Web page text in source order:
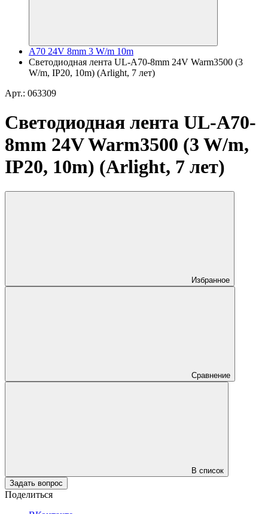
A70 24V 8mm 3 W/m 10m
Светодиодная лента UL-A70-8mm 24V Warm3500 (3
W/m, IP20, 10m) (Arlight, 7 лет)
Арт.: 063309
Светодиодная лента UL-A70-
8mm 24V Warm3500 (3 W/m,
IP20, 10m) (Arlight, 7 лет)
Избранное
Сравнение
В список
Задать вопрос
Поделиться